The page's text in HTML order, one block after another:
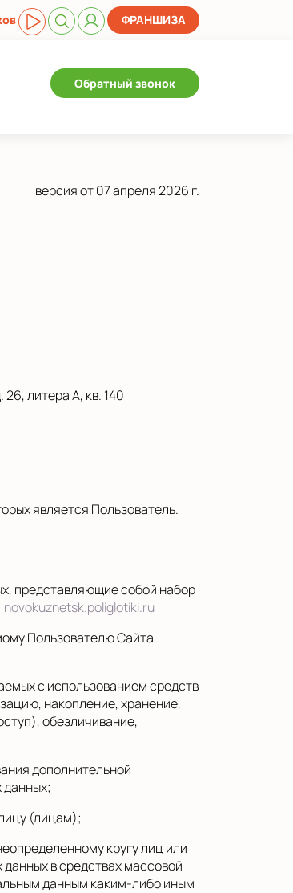
ФРАНШИЗА
Обратный звонок
версия от 07 апреля 2026 г.
литера А, кв. 140
является Пользователь.
представляющие собой набор
novokuznetsk.poliglotiki.ru
Пользователю Сайта
с использованием средств
накопление, хранение,
обезличивание,
дополнительной
(лицам);
кругу лиц или
в средствах массовой
данным каким-либо иным